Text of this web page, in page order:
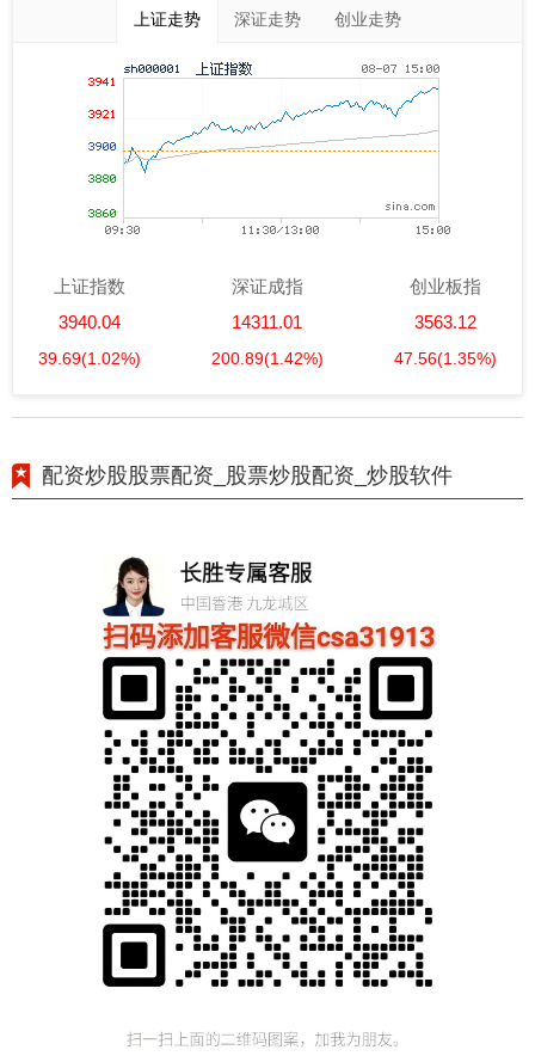
上证走势 深证走势 创业走势
上证指数
3940.04
39.69(1.02%)
深证成指
14311.01
200.89(1.42%)
创业板指
3563.12
47.56(1.35%)
配资炒股股票配资_股票炒股配资_炒股软件